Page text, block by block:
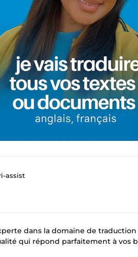
assist
dans la domaine de
qui répond parfaitement à vos